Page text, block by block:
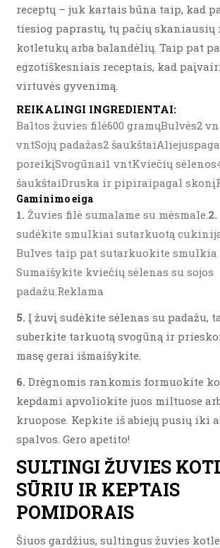
receptų – juk kartais būna taip, kad
tiesiog paprastų, tų pačių skaniausių
kotletukų arba balandėlių. Taip pat
egzotiškesniais receptais, kad
virtuvės gyvenimą.
REIKALINGI INGREDIENTAI:
Baltos žuvies filė600 gramųBulvės2
vntSojų padažas2
poreikįSvogūnai1 vntKviečių
šaukštaiDruska ir pipiraipagal
Gaminimo eiga
1. Žuvies filė sumalame su mėsmale.2.
sudėkite smulkiai sutarkuotą
Bulves taip pat sutarkuokite smulkia
Sumaišykite kviečių sėlenas su sojos
padažu.Reklama
5. Į žuvį sudėkite sėlenas su padažu,
suberkite tarkuotą svogūną ir
masę gerai išmaišykite.
6. Drėgnomis rankomis formuokite
kepdami apvoliokite juos miltuose
kruopose. Kepkite iš abiejų pusių iki
spalvos. Gero apetito!
SULTINGI ŽUVIES
SŪRIU IR KEPTAIS
POMIDORAIS
Šiuos gardžius, sultingus žuvies